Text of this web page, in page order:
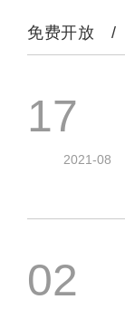
免费开放 /
17
2021-08
02